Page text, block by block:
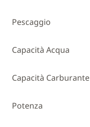
Pescaggio
Capacità Acqua
Capacità Carburante
Potenza